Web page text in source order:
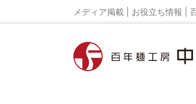
メディア掲載 | お役立ち情報 |